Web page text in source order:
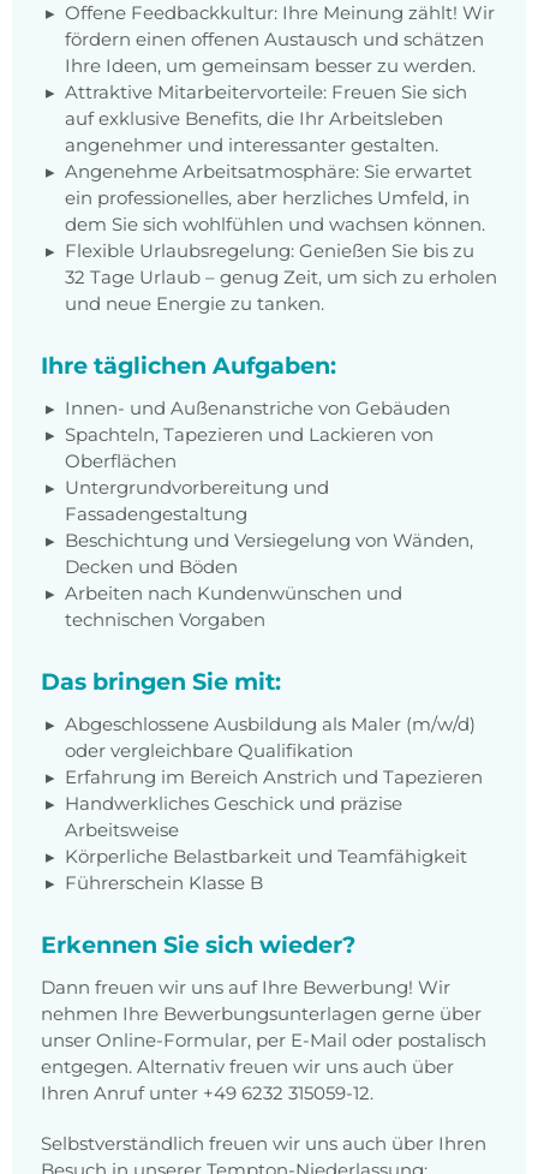
Offene Feedbackkultur: Ihre Meinung zählt! Wir
fördern einen offenen Austausch und schätzen
Ihre Ideen, um gemeinsam besser zu werden.
Attraktive Mitarbeitervorteile: Freuen Sie sich
auf exklusive Benefits, die Ihr Arbeitsleben
angenehmer und interessanter gestalten.
Angenehme Arbeitsatmosphäre: Sie erwartet
ein professionelles, aber herzliches Umfeld, in
dem Sie sich wohlfühlen und wachsen können.
Flexible Urlaubsregelung: Genießen Sie bis zu
32 Tage Urlaub – genug Zeit, um sich zu erholen
und neue Energie zu tanken.
Ihre täglichen Aufgaben:
Innen- und Außenanstriche von Gebäuden
Spachteln, Tapezieren und Lackieren von
Oberflächen
Untergrundvorbereitung und
Fassadengestaltung
Beschichtung und Versiegelung von Wänden,
Decken und Böden
Arbeiten nach Kundenwünschen und
technischen Vorgaben
Das bringen Sie mit:
Abgeschlossene Ausbildung als Maler (m/w/d)
oder vergleichbare Qualifikation
Erfahrung im Bereich Anstrich und Tapezieren
Handwerkliches Geschick und präzise
Arbeitsweise
Körperliche Belastbarkeit und Teamfähigkeit
Führerschein Klasse B
Erkennen Sie sich wieder?
Dann freuen wir uns auf Ihre Bewerbung! Wir
nehmen Ihre Bewerbungsunterlagen gerne über
unser Online-Formular, per E-Mail oder postalisch
entgegen. Alternativ freuen wir uns auch über
Ihren Anruf unter +49 6232 315059-12.
Selbstverständlich freuen wir uns auch über Ihren